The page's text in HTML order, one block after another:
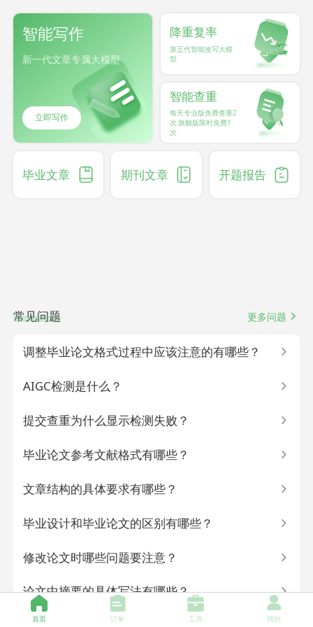
智能写作
新一代文章专属大模型
立即写作
降重复率
第五代智能改写大模
型
智能查重
每天专业版免费查重2
次 旗舰版限时免费1
次
毕业文章 期刊文章 开题报告
常见问题 更多问题
调整毕业论文格式过程中应该注意的有哪些？
AIGC检测是什么？
提交查重为什么显示检测失败？
毕业论文参考文献格式有哪些？
文章结构的具体要求有哪些？
毕业设计和毕业论文的区别有哪些？
修改论文时哪些问题要注意？
论文中摘要的具体写法有哪些？
首页 订单 工具 我的